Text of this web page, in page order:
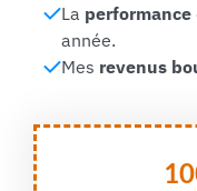
La performance
année.
Mes revenus